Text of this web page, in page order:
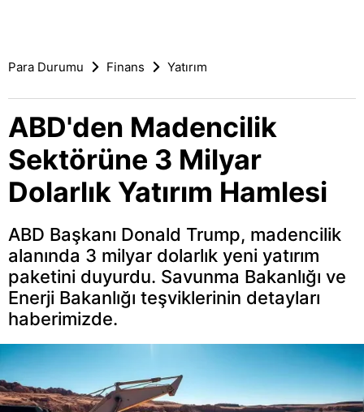
Para Durumu Finans Yatırım
ABD'den Madencilik
Sektörüne 3 Milyar
Dolarlık Yatırım Hamlesi
ABD Başkanı Donald Trump, madencilik
alanında 3 milyar dolarlık yeni yatırım
paketini duyurdu. Savunma Bakanlığı ve
Enerji Bakanlığı teşviklerinin detayları
haberimizde.